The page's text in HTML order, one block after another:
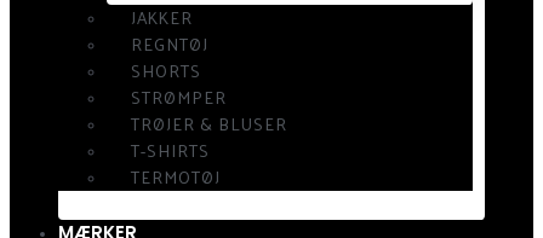
JAKKER
REGNTØJ
SHORTS
STRØMPER
TRØJER & BLUSER
T-SHIRTS
TERMOTØJ
MÆRKER